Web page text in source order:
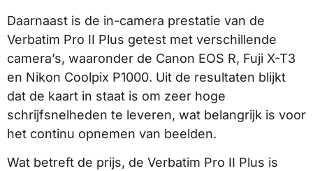
Daarnaast is de in-camera prestatie van de
Verbatim Pro II Plus getest met verschillende
camera’s, waaronder de Canon EOS R, Fuji X-T3
en Nikon Coolpix P1000. Uit de resultaten blijkt
dat de kaart in staat is om zeer hoge
schrijfsnelheden te leveren, wat belangrijk is voor
het continu opnemen van beelden.
Wat betreft de prijs, de Verbatim Pro II Plus is